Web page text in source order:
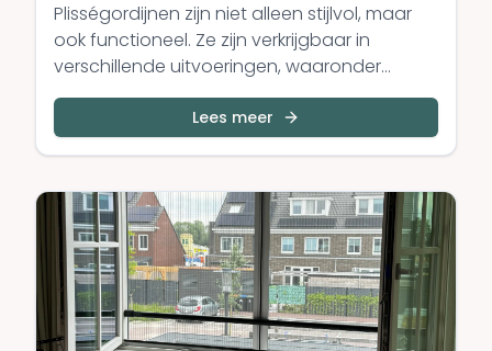
Plisségordijnen zijn niet alleen stijlvol, maar
ook functioneel. Ze zijn verkrijgbaar in
verschillende uitvoeringen, waaronder
verduisterend en semi-transparant. Maar
wat is precies het verschil, en welke optie
past het beste bij jouw behoeften? In deze
Lees meer